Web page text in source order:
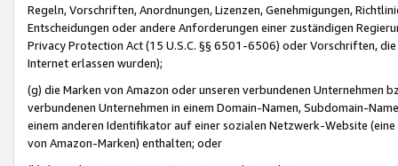
Regeln, Vorschriften, Anordnungen, Lizenzen, Genehmigungen,
Entscheidungen oder andere Anforderungen einer zuständigen
Privacy Protection Act (15 U.S.C. §§ 6501-6506) oder Vorschriften,
Internet erlassen wurden);
(g) die Marken von Amazon oder unseren verbundenen Unternehmen
verbundenen Unternehmen in einem Domain-Namen, Subdomain-
einem anderen Identifikator auf einer sozialen Netzwerk-Website
von Amazon-Marken) enthalten; oder